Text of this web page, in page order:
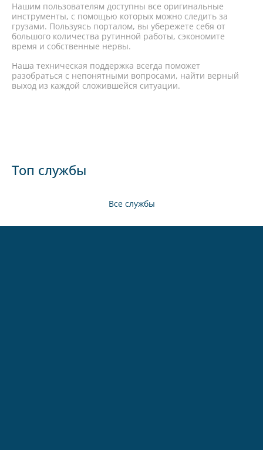
Топ службы
Все службы
Нашим пользователям доступны все оригинальные
инструменты, с помощью которых можно следить за
грузами. Пользуясь порталом, вы убережете себя от
большого количества рутинной работы, сэкономите
время и собственные нервы.
Наша техническая поддержка всегда поможет
разобраться с непонятными вопросами, найти верный
выход из каждой сложившейся ситуации.